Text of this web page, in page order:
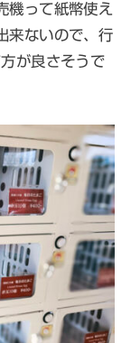
機って紙幣使え
来ないので、行
が良さそうで